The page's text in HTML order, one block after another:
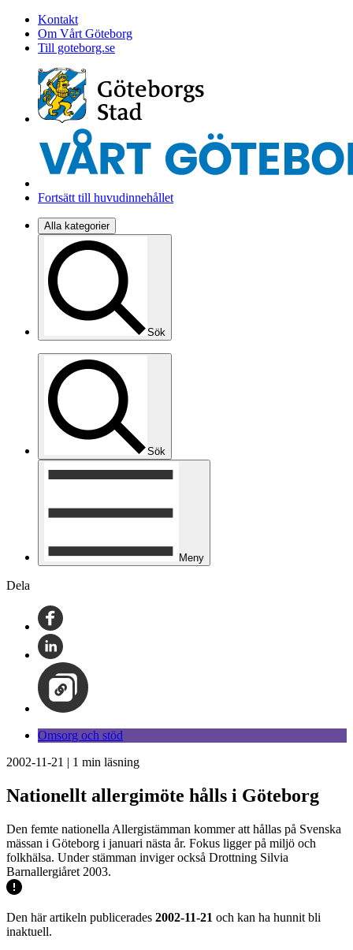
Kontakt
Om Vårt Göteborg
Till goteborg.se
Fortsätt till huvudinnehållet
Alla kategorier
Sök
Sök
Meny
Dela
Omsorg och stöd
2002-11-21 | 1 min läsning
Nationellt allergimöte hålls i Göteborg
Den femte nationella Allergistämman kommer att hållas på Svenska
mässan i Göteborg i januari nästa år. Fokus ligger på miljö och
folkhälsa. Under stämman inviger också Drottning Silvia
Barnallergiåret 2003.
Den här artikeln publicerades 2002-11-21 och kan ha hunnit bli
inaktuell.